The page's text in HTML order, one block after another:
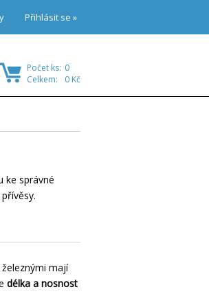
ke správné
mají
délka a nosnost
Přihlásit se »
Počet ks: 0
Celkem:
0 Kč